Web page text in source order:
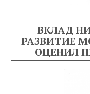
ВКЛАД
РАЗВИТИЕ
ОЦЕНИЛ